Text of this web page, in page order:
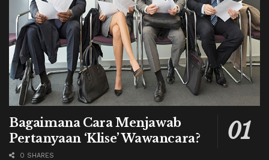
Bagaimana Cara Menjawab
Pertanyaan ‘Klise’ Wawancara?
0 SHARES